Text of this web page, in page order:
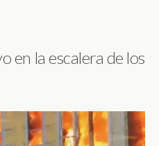
en la escalera de los